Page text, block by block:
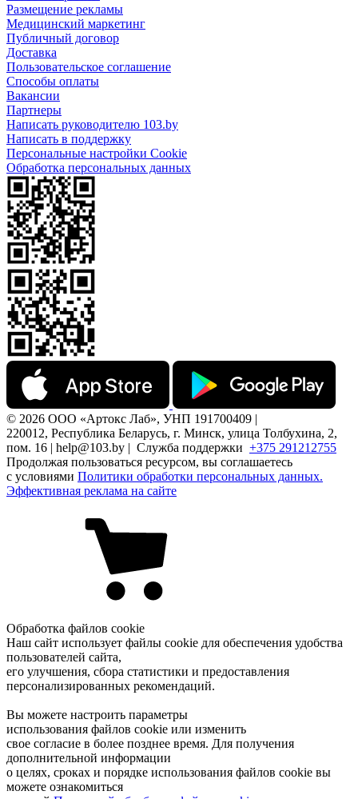
Размещение рекламы
Медицинский маркетинг
Публичный договор
Доставка
Пользовательское соглашение
Способы оплаты
Вакансии
Партнеры
Написать руководителю 103.by
Написать в поддержку
Персональные настройки Cookie
Обработка персональных данных
© 2026 ООО «Артокс Лаб», УНП 191700409 |
220012, Республика Беларусь, г. Минск, улица Толбухина, 2,
пом. 16 | help@103.by | Служба поддержки +375 291212755
Продолжая пользоваться ресурсом, вы соглашаетесь
с условиями Политики обработки персональных данных.
Эффективная реклама на сайте
Обработка файлов cookie
Наш сайт использует файлы cookie для обеспечения удобства
пользователей сайта,
его улучшения, сбора статистики и предоставления
персонализированных рекомендаций.
Вы можете настроить параметры
использования файлов cookie или изменить
свое согласие в более позднее время. Для получения
дополнительной информации
о целях, сроках и порядке использования файлов cookie вы
можете ознакомиться